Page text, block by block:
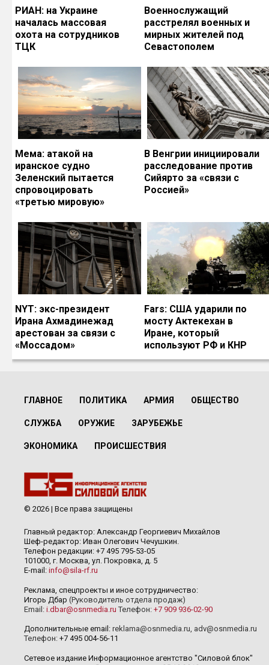
РИАН: на Украине
началась массовая
охота на сотрудников
ТЦК
Военнослужащий
расстрелял военных и
мирных жителей под
Севастополем
Мема: атакой на
иранское судно
Зеленский пытается
спровоцировать
«третью мировую»
В Венгрии инициировали
расследование против
Сийярто за «связи с
Россией»
NYT: экс-президент
Ирана Ахмадинежад
арестован за связи с
«Моссадом»
Fars: США ударили по
мосту Актекехан в
Иране, который
используют РФ и КНР
ГЛАВНОЕ ПОЛИТИКА АРМИЯ ОБЩЕСТВО
СЛУЖБА ОРУЖИЕ ЗАРУБЕЖЬЕ
ЭКОНОМИКА ПРОИСШЕСТВИЯ
© 2026 | Все права защищены
Главный редактор: Александр Георгиевич Михайлов
Шеф-редактор: Иван Олегович Чечушкин.
Телефон редакции: +7 495 795-53-05
101000, г. Москва, ул. Покровка, д. 5
E-mail: info@sila-rf.ru
Реклама, спецпроекты и иное сотрудничество:
Игорь Дбар (Руководитель отдела продаж)
Email: i.dbar@osnmedia.ru Телефон: +7 909 936-02-90
Дополнительные email: reklama@osnmedia.ru, adv@osnmedia.ru
Телефон: +7 495 004-56-11
Сетевое издание Информационное агентство "Силовой блок"